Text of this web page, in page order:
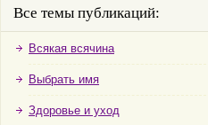
Все темы публикаций:
Всякая всячина
Выбрать имя
Здоровье и уход